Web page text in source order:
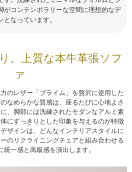
がコンテンポラリーな空間に理想的なデ
となっています。
。上質な本牛革張ソフ
ァ
のレザー「プライム」を贅沢に使用した
なめらかな質感は、座るたびに心地よさ
、脚部には洗練されたモダンなアルミ素
にすっきりとした印象を与えるのが特徴
ザインは、どんなインテリアスタイルに
のリクライニングチェアと組み合わせる
一感と高級感を演出します。